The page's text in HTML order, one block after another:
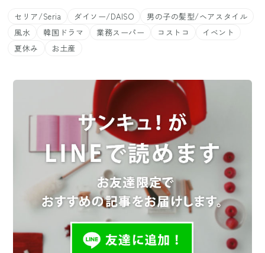
セリア/Seria ダイソー/DAISO
男の子の髪型/ヘアスタイル
風水
韓国ドラマ 業務スーパー コストコ
イベント
夏休み
お土産